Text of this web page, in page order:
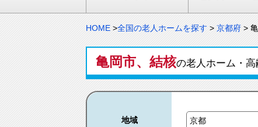
HOME >全国の老人ホームを探す > 京都府 >
亀岡市、結核の老人ホーム・
地域